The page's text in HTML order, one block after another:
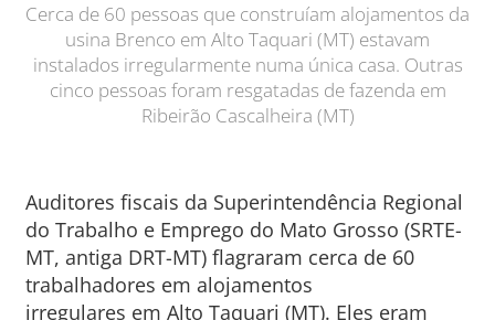
Cerca de 60 pessoas que construíam alojamentos da
usina Brenco em Alto Taquari (MT) estavam
instalados irregularmente numa única casa. Outras
cinco pessoas foram resgatadas de fazenda em
Ribeirão Cascalheira (MT)
Auditores fiscais da Superintendência Regional
do Trabalho e Emprego do Mato Grosso (SRTE-
MT, antiga DRT-MT) flagraram cerca de 60
trabalhadores em alojamentos
irregulares em Alto Taquari (MT). Eles eram